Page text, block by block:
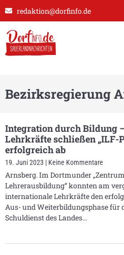
redaktion@dorfinfo.de
Bezirksregierung
Integration durch Bildung
Lehrkräfte schließen „ILF-
erfolgreich ab
19. Juni 2023 Keine Kommentare
Arnsberg. Im Dortmunder
Lehrerausbildung“ konnten am
internationale Lehrkräfte den
Aus- und Weiterbildungsphase für
Schuldienst des Landes